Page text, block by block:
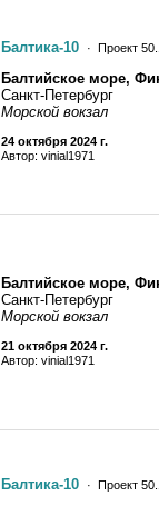
Балтика-10 · Проект
Балтийское море,
Санкт-Петербург
Морской вокзал
24 октября 2024 г.
Автор: vinial1971
Балтийское море,
Санкт-Петербург
Морской вокзал
21 октября 2024 г.
Автор: vinial1971
Балтика-10 · Проект